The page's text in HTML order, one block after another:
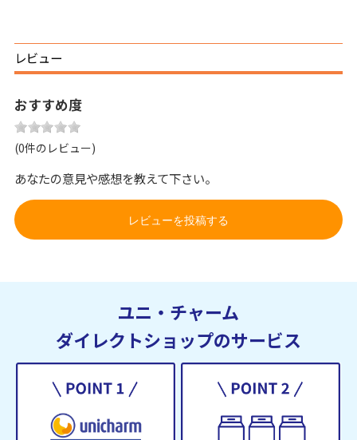
レビュー
おすすめ度
(0件のレビュー)
あなたの意見や感想を教えて下さい。
レビューを投稿する
ユニ・チャーム
ダイレクトショップのサービス